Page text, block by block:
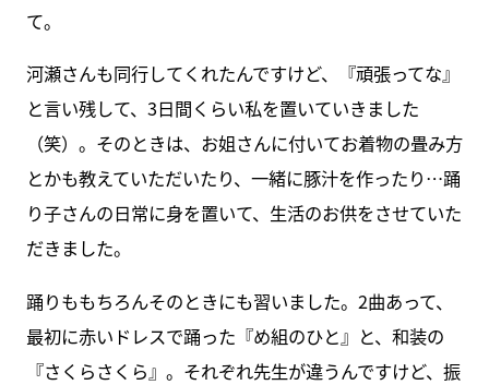
て。
河瀬さんも同行してくれたんですけど、『頑張ってな』
と言い残して、3日間くらい私を置いていきました
（笑）。そのときは、お姐さんに付いてお着物の畳み方
とかも教えていただいたり、一緒に豚汁を作ったり…踊
り子さんの日常に身を置いて、生活のお供をさせていた
だきました。
踊りももちろんそのときにも習いました。2曲あって、
最初に赤いドレスで踊った『め組のひと』と、和装の
『さくらさくら』。それぞれ先生が違うんですけど、振